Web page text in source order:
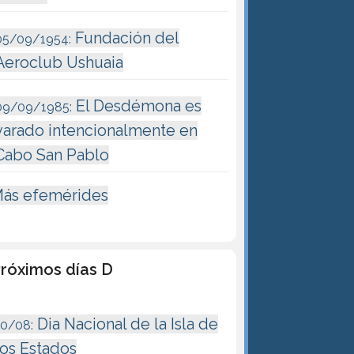
09/1954: Fundación del
Ushuaia
09/1985: El Desdémona es
intencionalmente en
San Pablo
efemérides
días D
08: Dia Nacional de la Isla de
Estados